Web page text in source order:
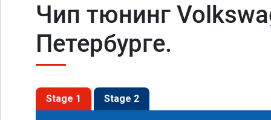
Чип тюнинг
Петербурге.
Stage 1 Stage 2